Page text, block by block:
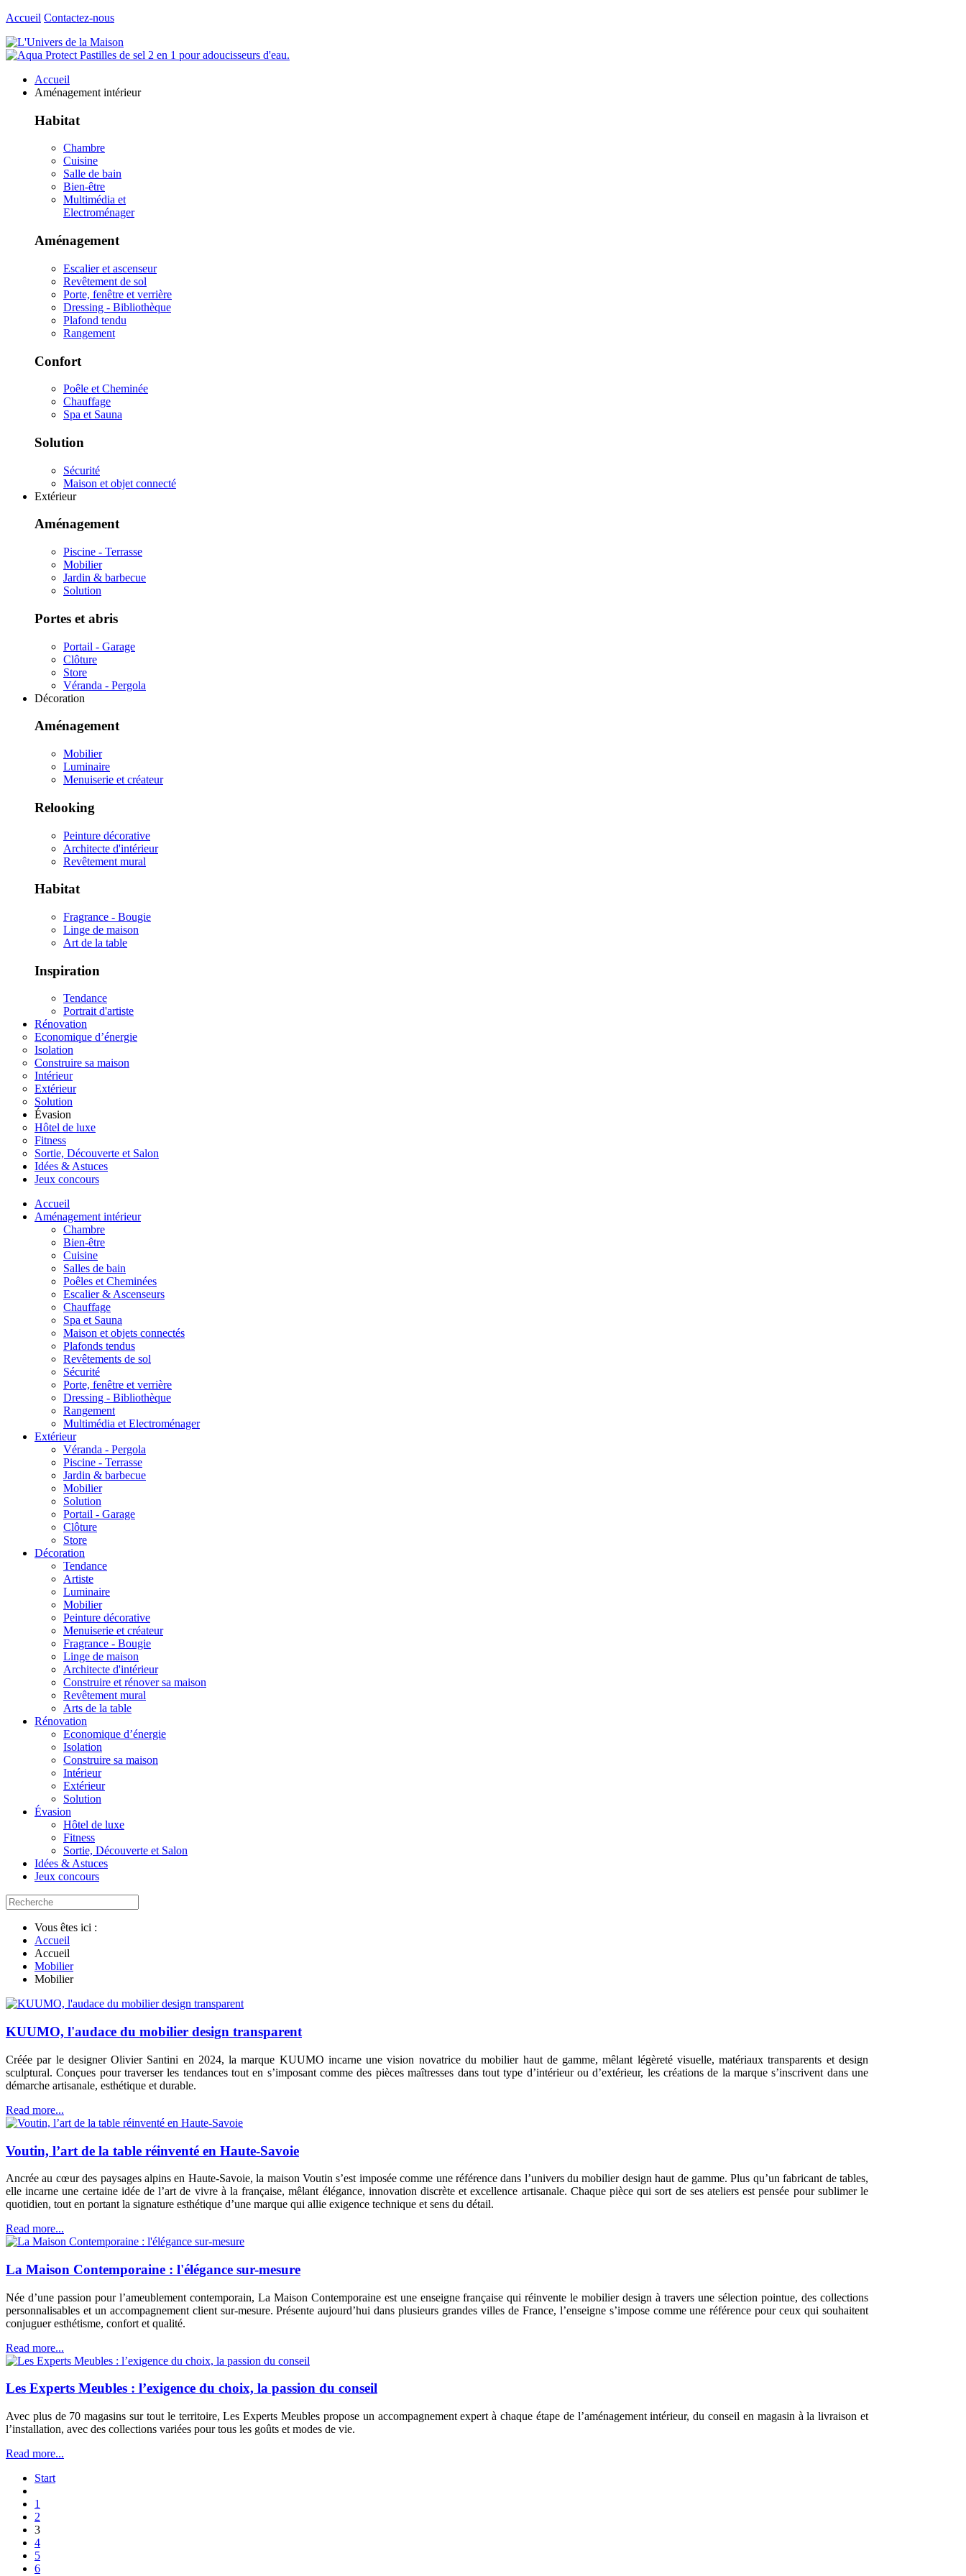
Accueil Contactez-nous
Accueil
Aménagement intérieur
Habitat
Chambre
Cuisine
Salle de bain
Bien-être
Multimédia et
Electroménager
Aménagement
Escalier et ascenseur
Revêtement de sol
Porte, fenêtre et verrière
Dressing - Bibliothèque
Plafond tendu
Rangement
Confort
Poêle et Cheminée
Chauffage
Spa et Sauna
Solution
Sécurité
Maison et objet connecté
Extérieur
Aménagement
Piscine - Terrasse
Mobilier
Jardin & barbecue
Solution
Portes et abris
Portail - Garage
Clôture
Store
Véranda - Pergola
Décoration
Aménagement
Mobilier
Luminaire
Menuiserie et créateur
Relooking
Peinture décorative
Architecte d'intérieur
Revêtement mural
Habitat
Fragrance - Bougie
Linge de maison
Art de la table
Inspiration
Tendance
Portrait d'artiste
Rénovation
Economique d’énergie
Isolation
Construire sa maison
Intérieur
Extérieur
Solution
Évasion
Hôtel de luxe
Fitness
Sortie, Découverte et Salon
Idées & Astuces
Jeux concours
Accueil
Aménagement intérieur
Chambre
Bien-être
Cuisine
Salles de bain
Poêles et Cheminées
Escalier & Ascenseurs
Chauffage
Spa et Sauna
Maison et objets connectés
Plafonds tendus
Revêtements de sol
Sécurité
Porte, fenêtre et verrière
Dressing - Bibliothèque
Rangement
Multimédia et Electroménager
Extérieur
Véranda - Pergola
Piscine - Terrasse
Jardin & barbecue
Mobilier
Solution
Portail - Garage
Clôture
Store
Décoration
Tendance
Artiste
Luminaire
Mobilier
Peinture décorative
Menuiserie et créateur
Fragrance - Bougie
Linge de maison
Architecte d'intérieur
Construire et rénover sa maison
Revêtement mural
Arts de la table
Rénovation
Economique d’énergie
Isolation
Construire sa maison
Intérieur
Extérieur
Solution
Évasion
Hôtel de luxe
Fitness
Sortie, Découverte et Salon
Idées & Astuces
Jeux concours
Vous êtes ici :
Accueil
Accueil
Mobilier
Mobilier
KUUMO, l'audace du mobilier design transparent
Créée par le designer Olivier Santini en 2024, la marque KUUMO incarne une vision novatrice du mobilier haut de gamme, mêlant légèreté visuelle, matériaux transparents et design
sculptural. Conçues pour traverser les tendances tout en s’imposant comme des pièces maîtresses dans tout type d’intérieur ou d’extérieur, les créations de la marque s’inscrivent dans une
démarche artisanale, esthétique et durable.
Read more...
Voutin, l’art de la table réinventé en Haute-Savoie
Ancrée au cœur des paysages alpins en Haute-Savoie, la maison Voutin s’est imposée comme une référence dans l’univers du mobilier design haut de gamme. Plus qu’un fabricant de tables,
elle incarne une certaine idée de l’art de vivre à la française, mêlant élégance, innovation discrète et excellence artisanale. Chaque pièce qui sort de ses ateliers est pensée pour sublimer le
quotidien, tout en portant la signature esthétique d’une marque qui allie exigence technique et sens du détail.
Read more...
La Maison Contemporaine : l'élégance sur-mesure
Née d’une passion pour l’ameublement contemporain, La Maison Contemporaine est une enseigne française qui réinvente le mobilier design à travers une sélection pointue, des collections
personnalisables et un accompagnement client sur-mesure. Présente aujourd’hui dans plusieurs grandes villes de France, l’enseigne s’impose comme une référence pour ceux qui souhaitent
conjuguer esthétisme, confort et qualité.
Read more...
Les Experts Meubles : l’exigence du choix, la passion du conseil
Avec plus de 70 magasins sur tout le territoire, Les Experts Meubles propose un accompagnement expert à chaque étape de l’aménagement intérieur, du conseil en magasin à la livraison et
l’installation, avec des collections variées pour tous les goûts et modes de vie.
Read more...
Start
1
2
3
4
5
6